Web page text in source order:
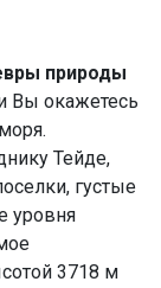
природы
Вы окажетесь
Тейде,
густые
уровня
3718 м